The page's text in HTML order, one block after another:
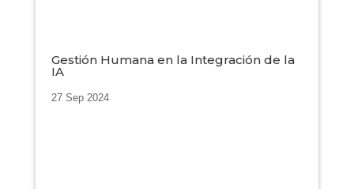
Gestión Humana en la Integración de la
IA
27 Sep 2024